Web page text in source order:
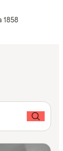
1858